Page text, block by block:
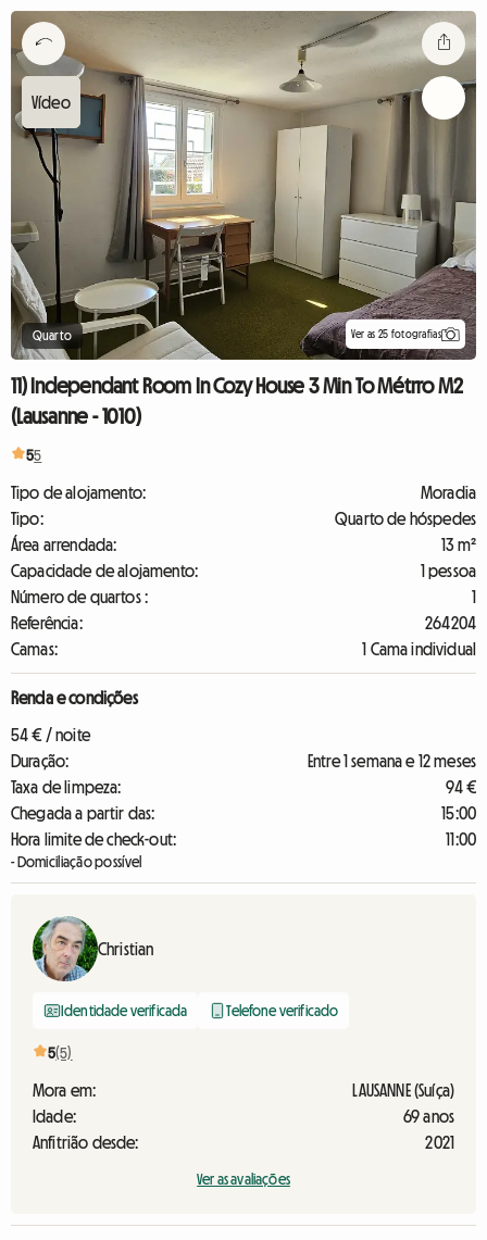
Quarto Ver as 25 fotografias
11) Independant Room In Cozy House 3 Min To Métrro M2
(Lausanne - 1010)
55
Tipo de alojamento:
Moradia
Tipo:
Quarto de hóspedes
Área arrendada:
13 m²
Capacidade de alojamento:
1 pessoa
Número de quartos :
1
Referência:
264204
Camas:
1 Cama individual
Renda e condições
54 € / noite
Duração:
Entre 1 semana e 12 meses
Taxa de limpeza:
94 €
Chegada a partir das:
15:00
Hora limite de check-out:
11:00
- Domiciliação possível
Christian
Identidade verificada Telefone verificado
5(5)
Mora em:
LAUSANNE (Suíça)
Idade:
69 anos
Anfitrião desde:
2021
Ver as avaliações